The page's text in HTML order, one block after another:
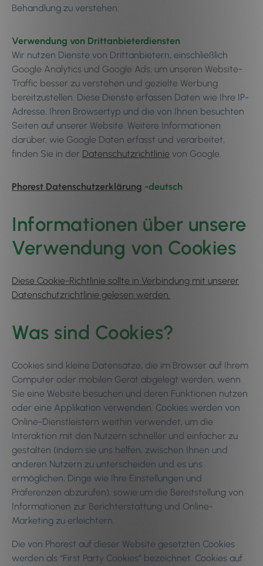
Behandlung zu verstehen.
Verwendung von Drittanbieterdiensten
Wir nutzen Dienste von Drittanbietern, einschließlich
Google Analytics und Google Ads, um unseren Website-
Traffic besser zu verstehen und gezielte Werbung
bereitzustellen. Diese Dienste erfassen Daten wie Ihre IP-
Adresse, Ihren Browsertyp und die von Ihnen besuchten
Seiten auf unserer Website. Weitere Informationen
darüber, wie Google Daten erfasst und verarbeitet,
finden Sie in der Datenschutzrichtlinie von Google.
Phorest Datenschutzerklärung -deutsch
Informationen über unsere
Verwendung von Cookies
Diese Cookie-Richtlinie sollte in Verbindung mit unserer
Datenschutzrichtlinie gelesen werden.
Was sind Cookies?
Cookies sind kleine Datensätze, die im Browser auf Ihrem
Computer oder mobilen Gerät abgelegt werden, wenn
Sie eine Website besuchen und deren Funktionen nutzen
oder eine Applikation verwenden. Cookies werden von
Online-Dienstleistern weithin verwendet, um die
Interaktion mit den Nutzern schneller und einfacher zu
gestalten (indem sie uns helfen, zwischen Ihnen und
anderen Nutzern zu unterscheiden und es uns
ermöglichen, Dinge wie Ihre Einstellungen und
Präferenzen abzurufen), sowie um die Bereitstellung von
Informationen zur Berichterstattung und Online-
Marketing zu erleichtern.
Die von Phorest auf dieser Website gesetzten Cookies
werden als “First Party Cookies” bezeichnet. Cookies auf